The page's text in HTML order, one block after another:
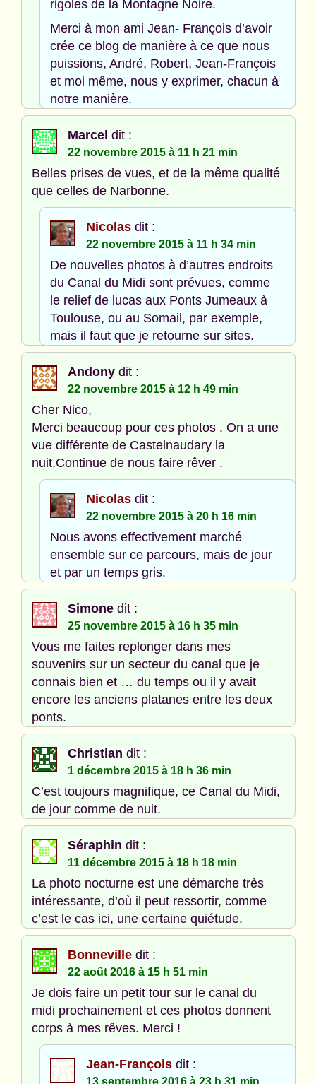
rigoles de la Montagne Noire.
Merci à mon ami Jean- François d’avoir
crée ce blog de manière à ce que nous
puissions, André, Robert, Jean-François
et moi même, nous y exprimer, chacun à
notre manière.
Marcel dit :
22 novembre 2015 à 11 h 21 min
Belles prises de vues, et de la même qualité
que celles de Narbonne.
Nicolas dit :
22 novembre 2015 à 11 h 34 min
De nouvelles photos à d’autres endroits
du Canal du Midi sont prévues, comme
le relief de lucas aux Ponts Jumeaux à
Toulouse, ou au Somail, par exemple,
mais il faut que je retourne sur sites.
Andony dit :
22 novembre 2015 à 12 h 49 min
Cher Nico,
Merci beaucoup pour ces photos . On a une
vue différente de Castelnaudary la
nuit.Continue de nous faire rêver .
Nicolas dit :
22 novembre 2015 à 20 h 16 min
Nous avons effectivement marché
ensemble sur ce parcours, mais de jour
et par un temps gris.
Simone dit :
25 novembre 2015 à 16 h 35 min
Vous me faites replonger dans mes
souvenirs sur un secteur du canal que je
connais bien et … du temps ou il y avait
encore les anciens platanes entre les deux
ponts.
Christian dit :
1 décembre 2015 à 18 h 36 min
C’est toujours magnifique, ce Canal du Midi,
de jour comme de nuit.
Séraphin dit :
11 décembre 2015 à 18 h 18 min
La photo nocturne est une démarche très
intéressante, d’où il peut ressortir, comme
c’est le cas ici, une certaine quiétude.
Bonneville dit :
22 août 2016 à 15 h 51 min
Je dois faire un petit tour sur le canal du
midi prochainement et ces photos donnent
corps à mes rêves. Merci !
Jean-François dit :
13 septembre 2016 à 23 h 31 min